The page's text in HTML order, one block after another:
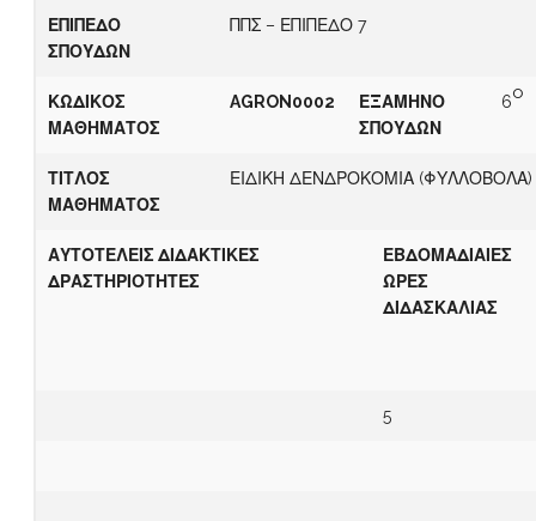
ΕΠΙΠΕΔΟ
ΣΠΟΥΔΩΝ
ΠΠΣ – ΕΠΙΠΕΔΟ 7
ΚΩΔΙΚΟΣ
ΜΑΘΗΜΑΤΟΣ
AGRON 0002
ΕΞΑΜΗΝΟ
ΣΠΟΥΔΩΝ
6o
ΤΙΤΛΟΣ
ΜΑΘΗΜΑΤΟΣ
ΕΙΔΙΚΗ ΔΕΝΔΡΟΚΟΜΙΑ (ΦΥΛΛΟΒΟΛΑ)
ΑΥΤΟΤΕΛΕΙΣ ΔΙΔΑΚΤΙΚΕΣ
ΔΡΑΣΤΗΡΙΟΤΗΤΕΣ
ΕΒΔΟΜΑΔΙΑΙΕΣ
ΩΡΕΣ
ΔΙΔΑΣΚΑΛΙΑΣ
5